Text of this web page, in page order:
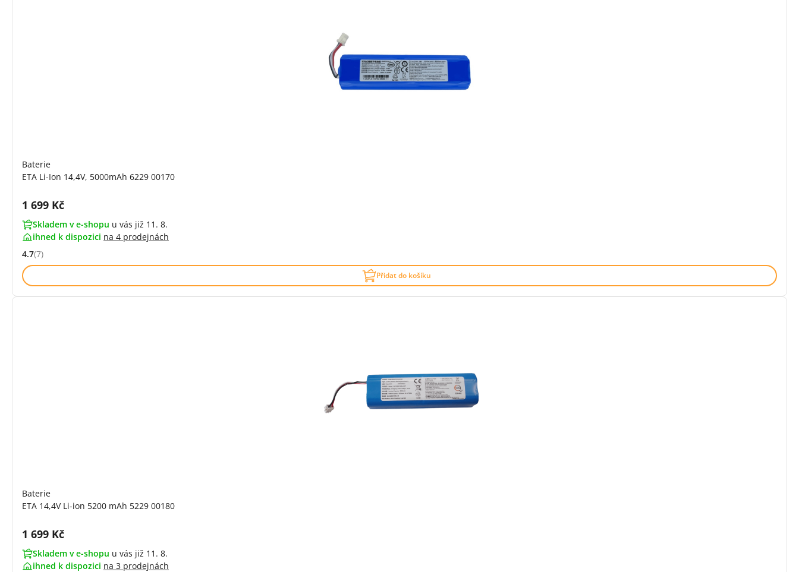
Baterie
ETA Li-Ion 14,4V, 5000mAh 6229 00170
Cena s DPH:
1 699 Kč
Skladem v e-shopu u vás již 11. 8.
ihned k dispozici na 4 prodejnách
Hodnocení: 4.7 z 5 (7 recenzí)
4.7(7)
Přidat do košíku
Baterie
ETA 14,4V Li-ion 5200 mAh 5229 00180
Cena s DPH:
1 699 Kč
Skladem v e-shopu u vás již 11. 8.
ihned k dispozici na 3 prodejnách